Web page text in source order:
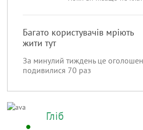
Багато користувачів мріють
жити тут
За минулий тиждень це
подивилися 70 раз
Гліб